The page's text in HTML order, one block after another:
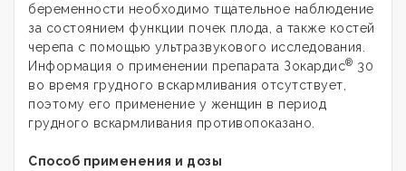
беременности необходимо тщательное наблюдение
за состоянием функции почек плода, а также костей
черепа с помощью ультразвукового исследования.
Информация о применении препарата Зокардис® 30
во время грудного вскармливания отсутствует,
поэтому его применение у женщин в период
грудного вскармливания противопоказано.
Способ применения и дозы